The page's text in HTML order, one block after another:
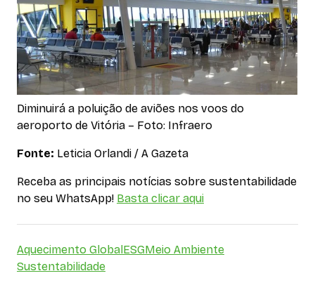
Diminuirá a poluição de aviões nos voos do
aeroporto de Vitória – Foto: Infraero
Fonte: Leticia Orlandi / A Gazeta
Receba as principais notícias sobre sustentabilidade
no seu WhatsApp! Basta clicar aqui
Aquecimento Global ESGMeio Ambiente
Sustentabilidade